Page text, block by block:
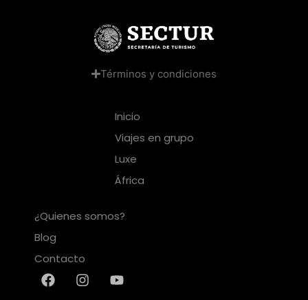
Términos y condiciones
Inicio
Viajes en grupo
Luxe
África
¿Quienes somos?
Blog
Contacto